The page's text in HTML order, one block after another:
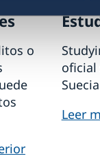
o
oficial
Leer